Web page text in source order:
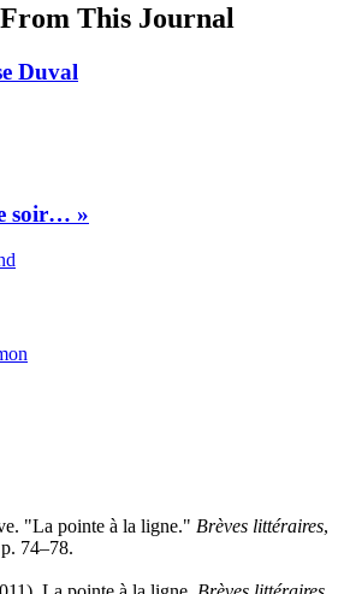
This Journal
Duval
soir… »
"La pointe à la ligne." Brèves littéraires,
74–78.